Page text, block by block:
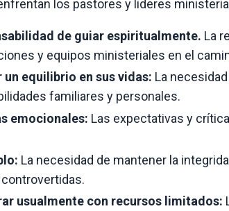
los pastores y lideres
de guiar espiritualmente. La
y equipos ministeriales en el
un equilibrio en sus vidas: La
familiares y personales.
emocionales: Las expectativas y
La necesidad de mantener la
usualmente con recursos limitados: